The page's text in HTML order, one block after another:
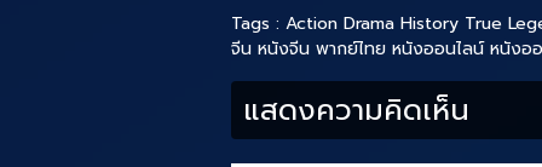
Tags : Action Drama History True
จีน หนังจีน พากย์ไทย หนังออนไลน์ หนังอ
แสดงความคิดเห็น